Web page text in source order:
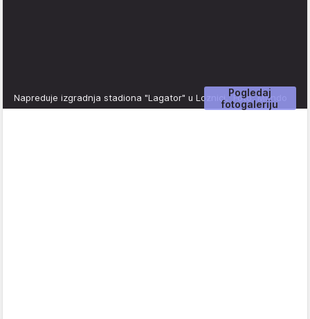
Pogledaj
fotogaleriju
Napreduje izgradnja stadiona "Lagator" u Loznici. Foto: Mondo